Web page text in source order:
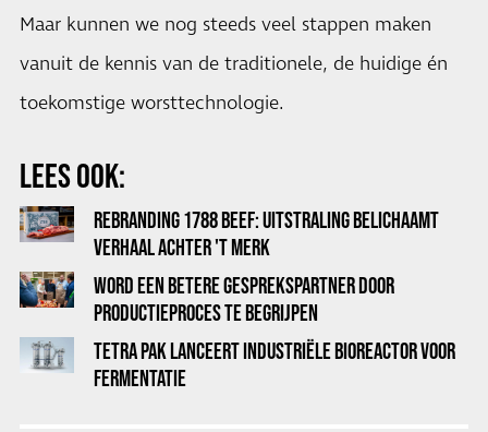
Maar kunnen we nog steeds veel stappen maken
vanuit de kennis van de traditionele, de huidige én
toekomstige worsttechnologie.
LEES OOK:
REBRANDING 1788 BEEF: UITSTRALING BELICHAAMT
VERHAAL ACHTER 'T MERK
WORD EEN BETERE GESPREKSPARTNER DOOR
PRODUCTIEPROCES TE BEGRIJPEN
TETRA PAK LANCEERT INDUSTRIËLE BIOREACTOR VOOR
FERMENTATIE